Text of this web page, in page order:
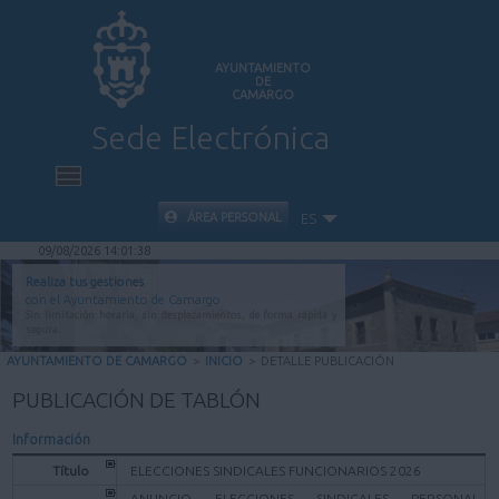
AYUNTAMIENTO
DE
CAMARGO
Sede Electrónica
INICIO
INFORMACIÓN PÚBLICA
CARPETA CIUDADANA
VALIDACIÓN DE DOCUMENTOS
ÁREA PERSONAL ES
09/08/2026 14:01:38
Realiza tus gestiones
con el Ayuntamiento de Camargo
AYUNTAMIENTO DE CAMARGO > INICIO > DETALLE PUBLICACIÓN
PUBLICACIÓN DE TABLÓN
Información
Título ELECCIONES SINDICALES FUNCIONARIOS 2026